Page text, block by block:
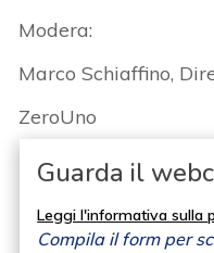
Modera:
Marco Schiaffino,
ZeroUno
Guarda il
Leggi l'informativa sulla
Compila il form per